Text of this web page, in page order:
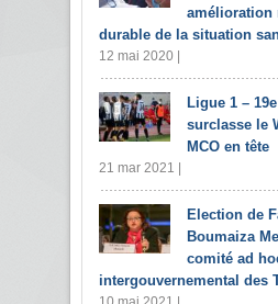
amélioration
durable de la situation
12 mai 2020 |
Ligue 1 –
surclasse le
MCO en tête
21 mar 2021 |
Election de
Boumaiza
comité ad
intergouvernemental des